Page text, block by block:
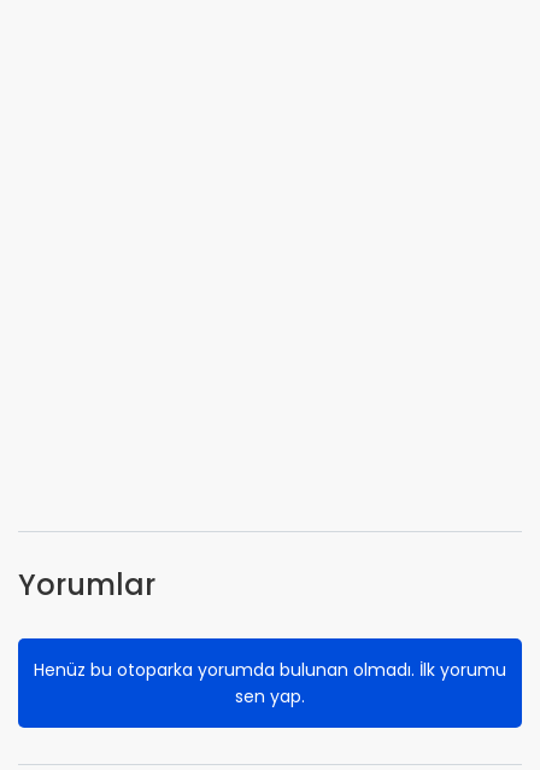
Yorumlar
Henüz bu otoparka yorumda bulunan olmadı. İlk yorumu
sen yap.